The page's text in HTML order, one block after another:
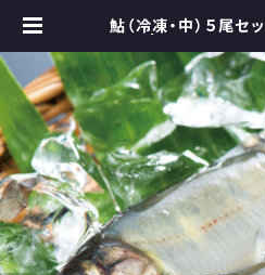
鮎（冷凍・中）５尾セ
あゆ